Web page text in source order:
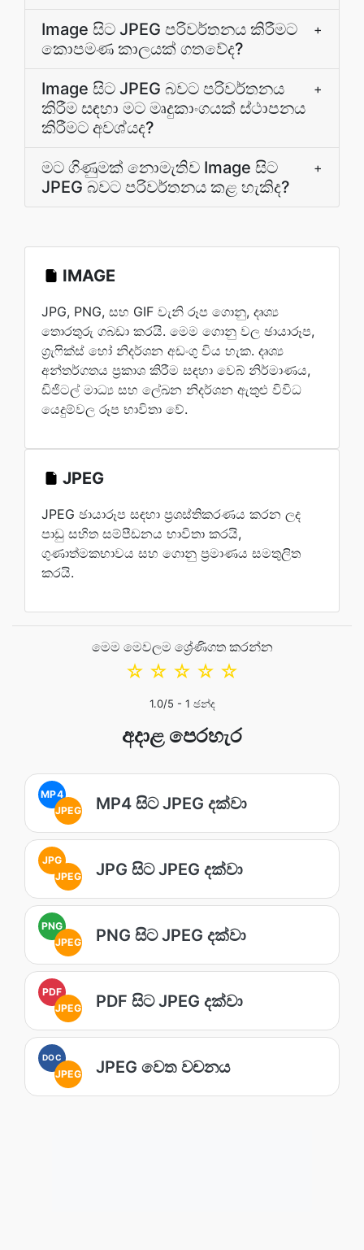
Image සිට JPEG පරිවර්තනය කිරීමට
කොපමණ කාලයක් ගතවේද?
+
Image සිට JPEG බවට පරිවර්තනය
කිරීම සඳහා මට මෘදුකාංගයක් ස්ථාපනය
කිරීමට අවශ්යද?
+
මට ගිණුමක් නොමැතිව Image සිට
JPEG බවට පරිවර්තනය කළ හැකිද?
+
IMAGE
JPG, PNG, සහ GIF වැනි රූප ගොනු, දෘශ්‍ය
තොරතුරු ගබඩා කරයි. මෙම ගොනු වල ඡායාරූප,
ග්‍රැෆික්ස් හෝ නිදර්ශන අඩංගු විය හැක. දෘශ්‍ය
අන්තර්ගතය ප්‍රකාශ කිරීම සඳහා වෙබ් නිර්මාණය,
ඩිජිටල් මාධ්‍ය සහ ලේඛන නිදර්ශන ඇතුළු විවිධ
යෙදුම්වල රූප භාවිතා වේ.
JPEG
JPEG ඡායාරූප සඳහා ප්‍රශස්තිකරණය කරන ලද
පාඩු සහිත සම්පීඩනය භාවිතා කරයි,
ගුණාත්මකභාවය සහ ගොනු ප්‍රමාණය සමතුලිත
කරයි.
මෙම මෙවලම ශ්‍රේණිගත කරන්න
☆
☆
☆
☆
☆
1.0/5 - 1 ඡන්ද
අදාළ පෙරහැර
MP4
JPEG
MP4 සිට JPEG දක්වා
JPG
JPEG
JPG සිට JPEG දක්වා
PNG
JPEG
PNG සිට JPEG දක්වා
PDF
JPEG
PDF සිට JPEG දක්වා
DOC
JPEG JPEG වෙත වචනය